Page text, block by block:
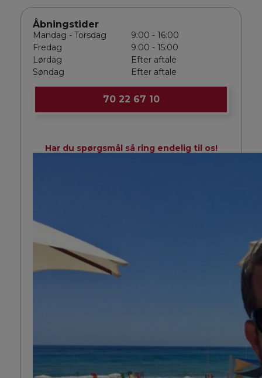
Åbningstider
Mandag - Torsdag
Fredag
Lørdag
Søndag
9:00 - 16:00
9:00 - 15:00
Efter aftale
Efter aftale
70 22 67 10
Har du spørgsmål så ring endelig til os!